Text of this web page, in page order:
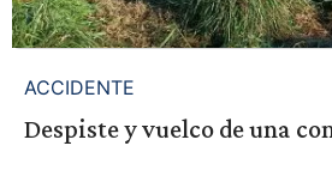
ACCIDENTE
Despiste y vuelco de una